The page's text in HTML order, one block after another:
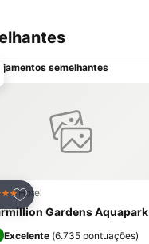
semelhantes
Adicionar aos favoritos
Hotel
Gardens Aquapark
Excelente (6.735 pontuações)